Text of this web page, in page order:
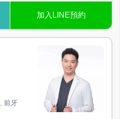
加入LINE預約
前牙